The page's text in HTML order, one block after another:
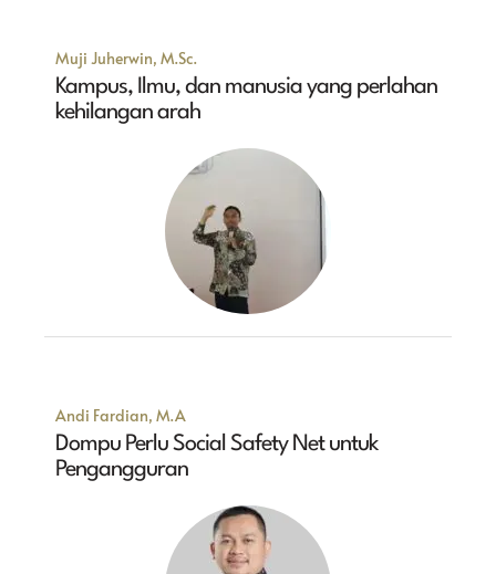
Muji Juherwin, M.Sc.
Kampus, Ilmu, dan manusia yang perlahan
kehilangan arah
Andi Fardian, M.A
Dompu Perlu Social Safety Net untuk
Pengangguran